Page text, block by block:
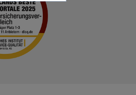
Ablauf Hauskauf
50.000 Euro anlegen
Kredit für Rentner
Gas sparen
Handyvertrag kündigen
Wie viel Mbit brauche ich?